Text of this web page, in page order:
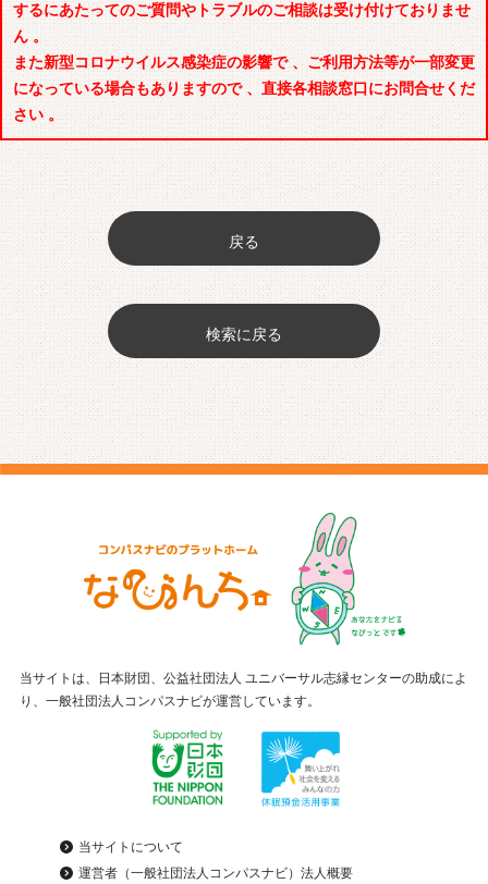
するにあたってのご質問やトラブルのご相談は受け付けておりませ
ん 。
また新型コロナウイルス感染症の影響で 、ご利用方法等が一部変更
になっている場合もありますので 、直接各相談窓口にお問合せくだ
さい 。
戻る
検索に戻る
当サイトは、日本財団、公益社団法人 ユニバーサル志縁センターの助成によ
り、一般社団法人コンパスナビが運営しています。
当サイトについて
運営者（一般社団法人コンパスナビ）法人概要